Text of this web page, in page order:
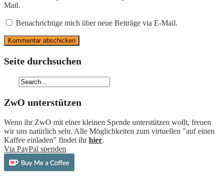
Mail.
Benachrichtige mich über neue Beiträge via E-Mail.
Seite durchsuchen
ZwO unterstützen
Wenn ihr ZwO mit einer kleinen Spende unterstützen wollt, freuen
wir uns natürlich sehr. Alle Möglichkeiten zum virtuellen "auf einen
Kaffee einladen" findet ihrhier.
Via PayPal spenden